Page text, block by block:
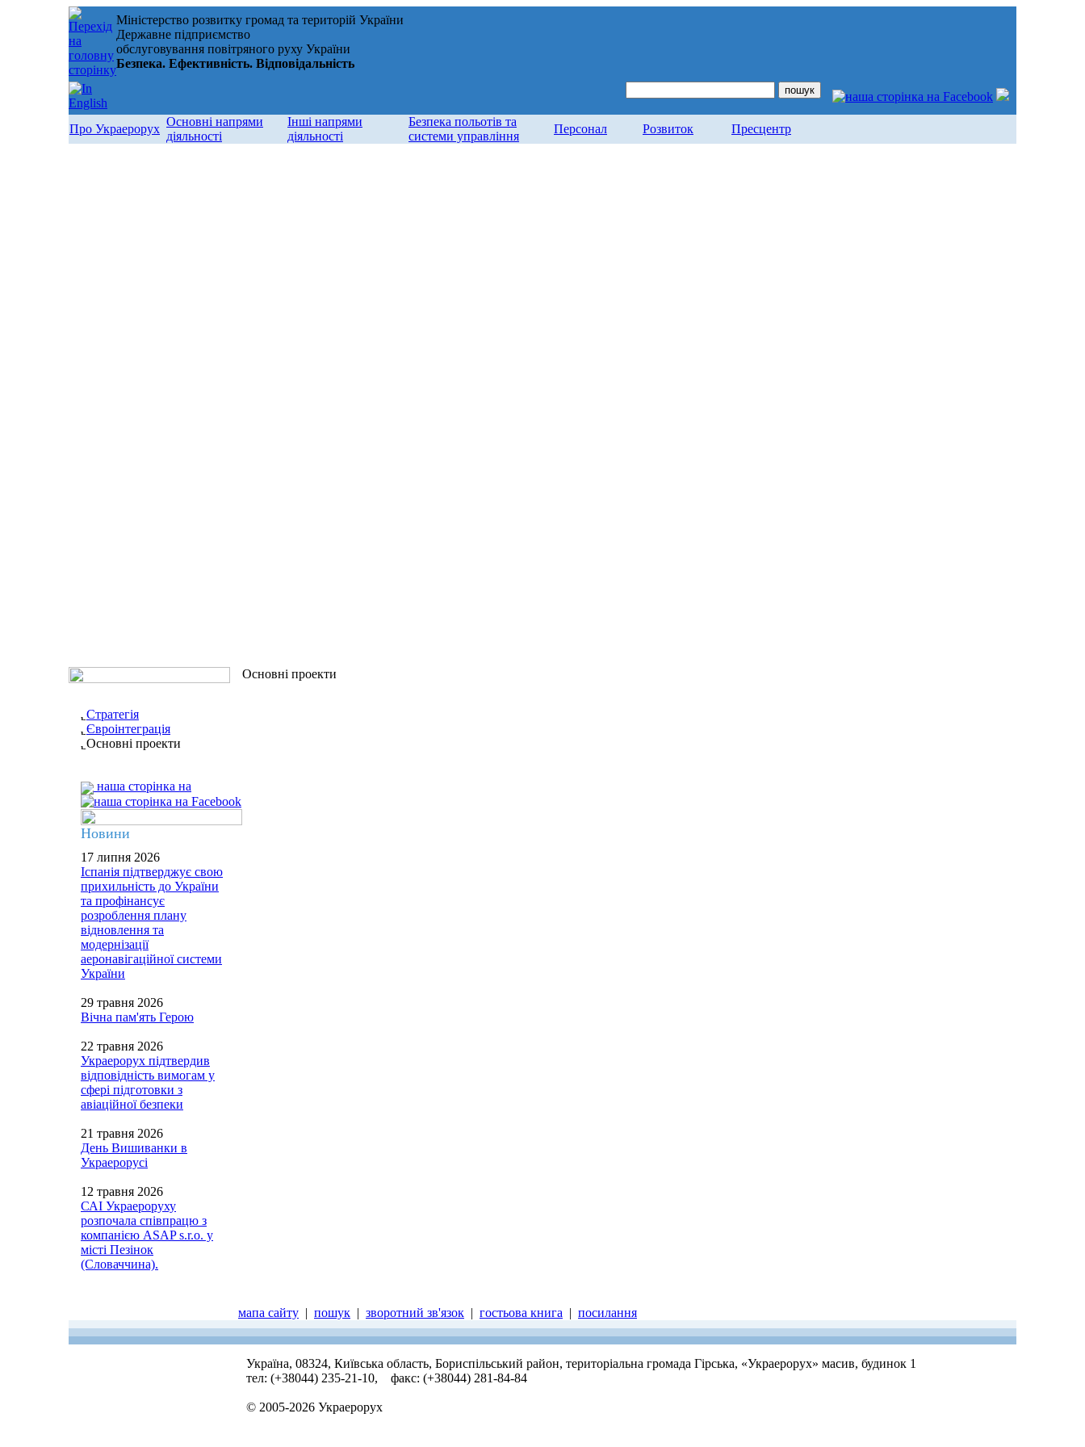
Міністерство розвитку громад та територій України
Державне підприємство
обслуговування повітряного руху України
Безпека. Ефективність. Відповідальність
Про Украерорух
Основні напрями
діяльності
Інші напрями
діяльності
Безпека польотів та
системи управління
Персонал Розвиток Пресцентр
Стратегія
Євроінтеграція
Основні проекти
наша сторінка на
Новини
17 липня 2026
Іспанія підтверджує свою
прихильність до України
та профінансує
розроблення плану
відновлення та
модернізації
аеронавігаційної системи
України
29 травня 2026
Вічна пам'ять Герою
22 травня 2026
Украерорух підтвердив
відповідність вимогам у
сфері підготовки з
авіаційної безпеки
21 травня 2026
День Вишиванки в
Украерорусі
12 травня 2026
САІ Украероруху
розпочала співпрацю з
компанією ASAP s.r.o. у
місті Пезінок
(Словаччина).
Основні проекти
мапа сайту | пошук | зворотний зв'язок | гостьова книга | посилання
Україна, 08324, Київська область, Бориспільський район, територіальна громада Гірська, «Украерорух» масив, будинок 1
тел: (+38044) 235-21-10, факс: (+38044) 281-84-84
© 2005-2026 Украерорух